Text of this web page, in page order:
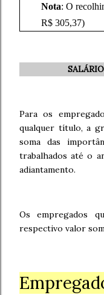
Nota: O
R$ 305,37)
Para os
qualquer título, a
soma das
trabalhados até o
adiantamento.
Os empregados
respectivo valor